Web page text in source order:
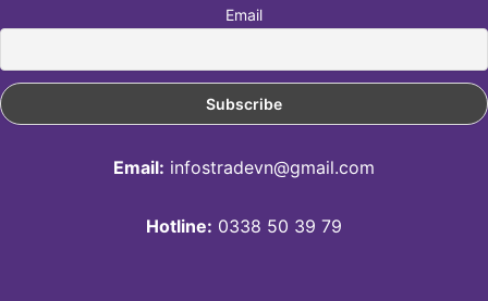
Email
Email: infostradevn@gmail.com
Hotline: 0338 50 39 79